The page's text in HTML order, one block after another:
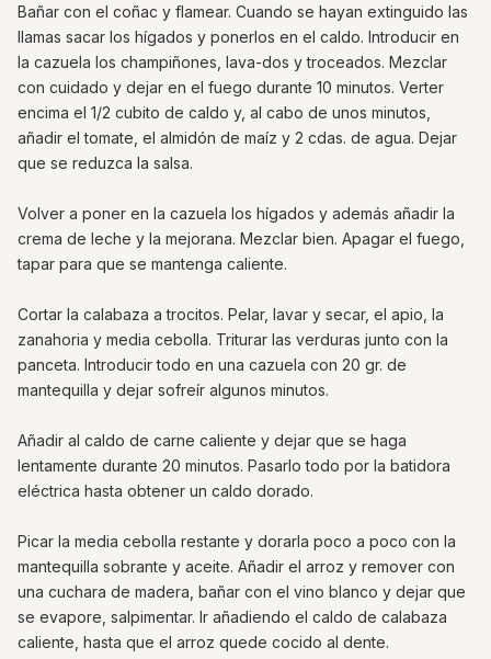
Bañar con el coñac y flamear. Cuando se hayan extinguido las
llamas sacar los hígados y ponerlos en el caldo. Introducir en
la cazuela los champiñones, lava-dos y troceados. Mezclar
con cuidado y dejar en el fuego durante 10 minutos. Verter
encima el 1/2 cubito de caldo y, al cabo de unos minutos,
añadir el tomate, el almidón de maíz y 2 cdas. de agua. Dejar
que se reduzca la salsa.
Volver a poner en la cazuela los hígados y además añadir la
crema de leche y la mejorana. Mezclar bien. Apagar el fuego,
tapar para que se mantenga caliente.
Cortar la calabaza a trocitos. Pelar, lavar y secar, el apio, la
zanahoria y media cebolla. Triturar las verduras junto con la
panceta. Introducir todo en una cazuela con 20 gr. de
mantequilla y dejar sofreír algunos minutos.
Añadir al caldo de carne caliente y dejar que se haga
lentamente durante 20 minutos. Pasarlo todo por la batidora
eléctrica hasta obtener un caldo dorado.
Picar la media cebolla restante y dorarla poco a poco con la
mantequilla sobrante y aceite. Añadir el arroz y remover con
una cuchara de madera, bañar con el vino blanco y dejar que
se evapore, salpimentar. Ir añadiendo el caldo de calabaza
caliente, hasta que el arroz quede cocido al dente.